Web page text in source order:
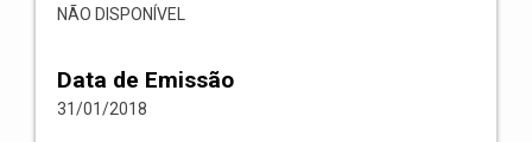
NÃO DISPONÍVEL
Data de Emissão
31/01/2018